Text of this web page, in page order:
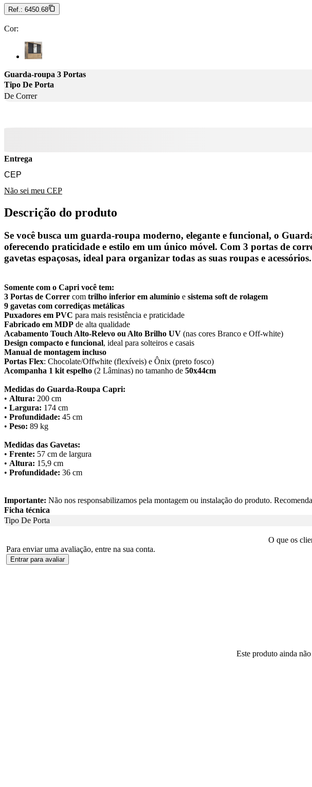
Ref.: 6450.68
Cor:
Cor: Teka/onix
Guarda-roupa 3 Portas
Tipo De Porta
De Correr
Entrega
Não sei meu CEP
Descrição do produto
Se você busca um guarda-roupa moderno, elegante e funcional, o
oferecendo praticidade e estilo em um único móvel. Com 3 portas de
gavetas espaçosas, ideal para organizar todas as suas roupas e acessórios.
Somente com o Capri você tem:
3 Portas de Correr com trilho inferior em alumínio e sistema soft de rolagem
9 gavetas com corrediças metálicas
Puxadores em PVC para mais resistência e praticidade
Fabricado em MDP de alta qualidade
Acabamento Touch Alto-Relevo ou Alto Brilho UV (nas cores Branco e Off-white)
Design compacto e funcional, ideal para solteiros e casais
Manual de montagem incluso
Portas Flex: Chocolate/Offwhite (flexíveis) e Ônix (preto fosco)
Acompanha 1 kit espelho (2 Lâminas) no tamanho de 50x44cm
Medidas do Guarda-Roupa Capri:
• Altura: 200 cm
• Largura: 174 cm
• Profundidade: 45 cm
• Peso: 89 kg
Medidas das Gavetas:
• Frente: 57 cm de largura
• Altura: 15,9 cm
• Profundidade: 36 cm
Importante: Não nos responsabilizamos pela montagem ou instalação do produto.
Ficha técnica
Tipo De Porta
O que os
Para enviar uma avaliação, entre na sua conta.
Entrar para avaliar
Este produto ainda